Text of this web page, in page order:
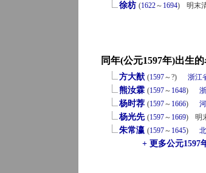
徐枋 (1622～ 1694) 明末
同年(公元1597年)出生的
方大猷 (1597～?) 浙江
熊汝霖 (1597～ 1648)
杨时荐 (1597～ 1666)
杨光先 (1597～ 1669) 明
朱常瀛 (1597～ 1645)
+ 更多公元1597